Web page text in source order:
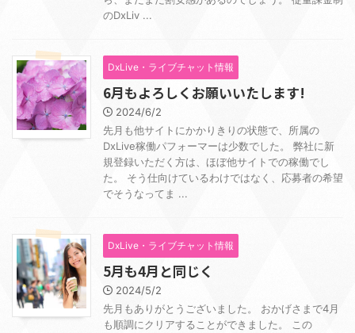
のDxLiv ...
DxLive・ライブチャット情報
6月もよろしくお願いいたします!
2024/6/2
先月も他サイトにかかりきりの状態で、所属の
DxLive稼働パフォーマーは少数でした。 弊社に新
規登録いただく方は、ほぼ他サイトでの稼働でし
た。 そう仕向けているわけではなく、応募者の希望
でそうなってま ...
DxLive・ライブチャット情報
5月も4月と同じく
2024/5/2
先月もありがとうございました。 おかげさまで4月
も順調にクリアすることができました。 この